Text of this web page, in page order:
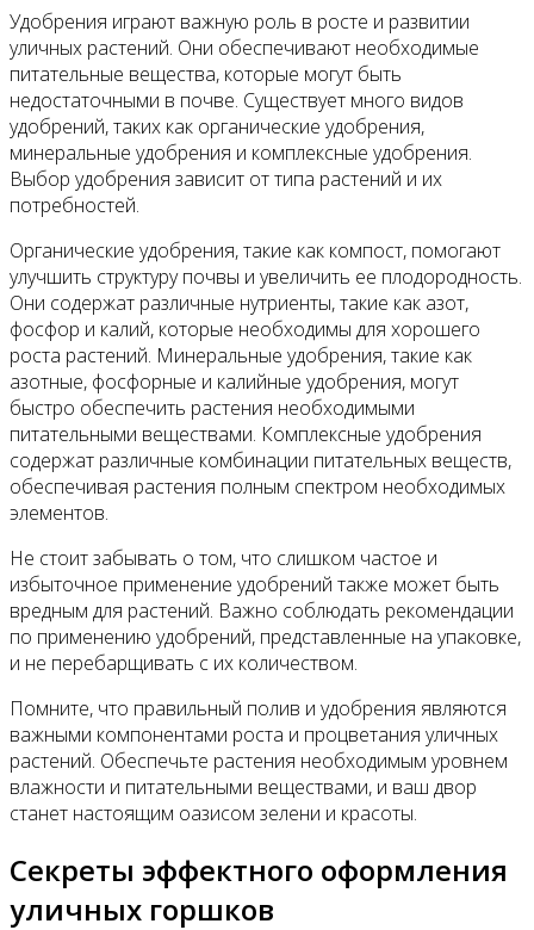
Удобрения играют важную роль в росте и развитии
уличных растений. Они обеспечивают необходимые
питательные вещества, которые могут быть
недостаточными в почве. Существует много видов
удобрений, таких как органические удобрения,
минеральные удобрения и комплексные удобрения.
Выбор удобрения зависит от типа растений и их
потребностей.
Органические удобрения, такие как компост, помогают
улучшить структуру почвы и увеличить ее плодородность.
Они содержат различные нутриенты, такие как азот,
фосфор и калий, которые необходимы для хорошего
роста растений. Минеральные удобрения, такие как
азотные, фосфорные и калийные удобрения, могут
быстро обеспечить растения необходимыми
питательными веществами. Комплексные удобрения
содержат различные комбинации питательных веществ,
обеспечивая растения полным спектром необходимых
элементов.
Не стоит забывать о том, что слишком частое и
избыточное применение удобрений также может быть
вредным для растений. Важно соблюдать рекомендации
по применению удобрений, представленные на упаковке,
и не перебарщивать с их количеством.
Помните, что правильный полив и удобрения являются
важными компонентами роста и процветания уличных
растений. Обеспечьте растения необходимым уровнем
влажности и питательными веществами, и ваш двор
станет настоящим оазисом зелени и красоты.
Секреты эффектного оформления
уличных горшков